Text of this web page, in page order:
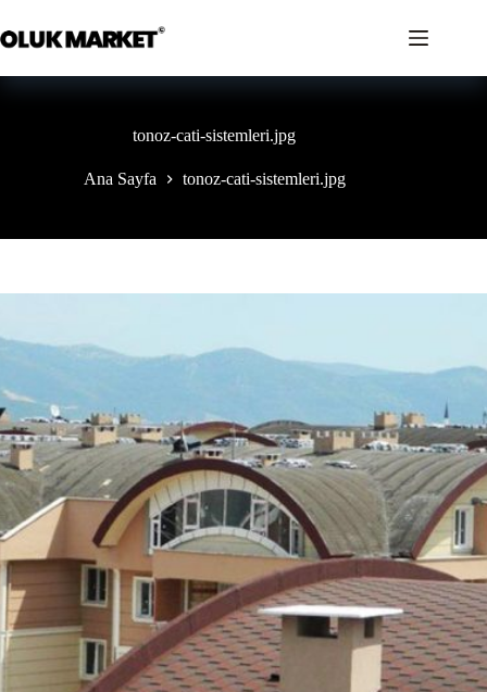
geç
tonoz-cati-sistemleri.jpg
Ana Sayfa tonoz-cati-sistemleri.jpg